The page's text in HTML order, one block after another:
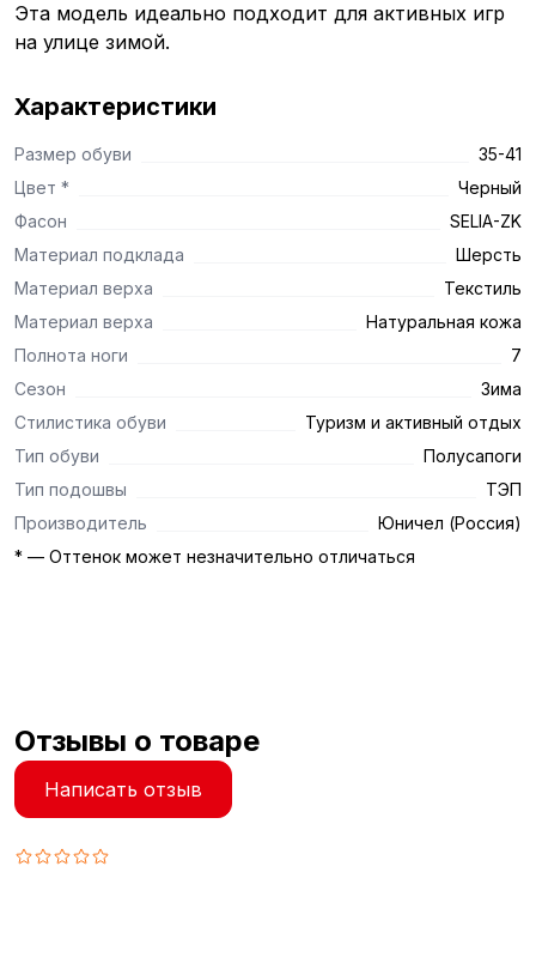
Эта модель идеально подходит для активных игр
на улице зимой.
Характеристики
Размер обуви
35-41
Цвет *
Черный
Фасон
SELIA-ZK
Материал подклада
Шерсть
Материал верха
Текстиль
Материал верха
Натуральная кожа
Полнота ноги
7
Сезон
Зима
Стилистика обуви
Туризм и активный отдых
Тип обуви
Полусапоги
Тип подошвы
ТЭП
Производитель
Юничел (Россия)
* — Оттенок может незначительно отличаться
Отзывы о товаре
Написать отзыв